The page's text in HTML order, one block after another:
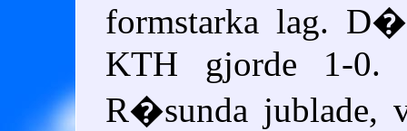
formstarka lag.
KTH gjorde 1-0.
R�sunda jublade,